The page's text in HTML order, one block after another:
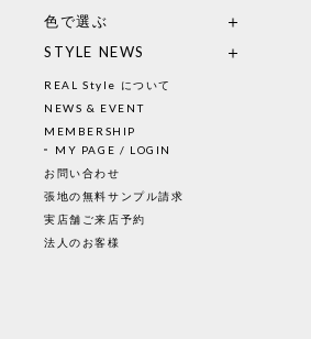
色で選ぶ
STYLE NEWS
REAL Style について
NEWS & EVENT
MEMBERSHIP
MY PAGE / LOGIN
お問い合わせ
張地の無料サンプル請求
実店舗ご来店予約
法人のお客様